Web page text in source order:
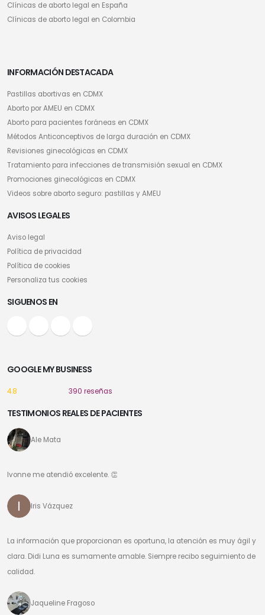
Clínicas de aborto legal en España
Clínicas de aborto legal en Colombia
INFORMACIÓN DESTACADA
Pastillas abortivas en CDMX
Aborto por AMEU en CDMX
Aborto para pacientes foráneas en CDMX
Métodos Anticonceptivos de larga duración en CDMX
Revisiones ginecológicas en CDMX
Tratamiento para infecciones de transmisión sexual en CDMX
Promociones ginecológicas en CDMX
Videos sobre aborto seguro: pastillas y AMEU
AVISOS LEGALES
Aviso legal
Política de privacidad
Política de cookies
Personaliza tus cookies
SIGUENOS EN
GOOGLE MY BUSINESS
4.8 390 reseñas
TESTIMONIOS REALES DE PACIENTES
Ale Mata
Ivonne me atendió excelente. 👏
Iris Vázquez
La información que proporcionan es oportuna, la atención es muy ágil y
clara. Didi Luna es sumamente amable. Siempre recibo seguimiento de
calidad.
Jaqueline Fragoso